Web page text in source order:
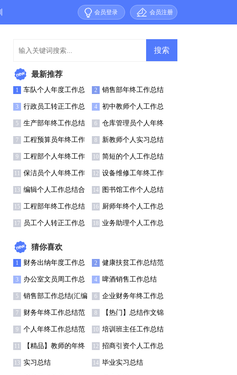
会员登录 会员注册
最新推荐
1 车队个人年度工作总
结6篇
2 销售部年终工作总结
【精】
3 行政员工转正工作总
结
4 初中教师个人工作总
结(合集15篇)
5 生产部年终工作总结
(15篇)
6 仓库管理员个人年终
工作总结11篇
7 工程预算员年终工作
总结
8 新教师个人实习总结
12篇
9 工程部个人年终工作
总结(通用15篇)
10 简短的个人工作总结
【荐】
11 保洁员个人年终工作
总结11篇
12 设备维修工年终工作
总结8篇
13 编辑个人工作总结合
集15篇
14 图书馆工作个人总结
15 工程部年终工作总结
(通用15篇)
16 厨师年终个人工作总
结集锦15篇
17 员工个人转正工作总 18 业务助理个人工作总
猜你喜欢
1 财务出纳年度工作总
结11篇
2 健康扶贫工作总结范
文
3 办公室文员周工作总
结
4 啤酒销售工作总结
5 销售部工作总结(汇编
15篇)
6 企业财务年终工作总
结范文
7 财务年终工作总结范
文汇编六篇
8 【热门】总结作文锦
集四篇
9 个人年终工作总结范
文
10 培训班主任工作总结
集锦8篇
11 【精品】教师的年终
总结模板汇编八篇
12 招商引资个人工作总
结
13 实习总结 14 毕业实习总结